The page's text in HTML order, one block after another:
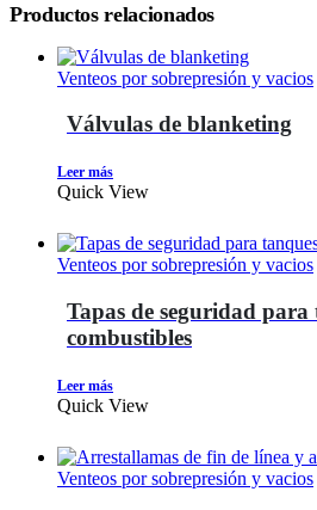
Productos relacionados
Venteos por sobrepresión y vacios
Válvulas de blanketing
Leer más
Quick View
Venteos por sobrepresión y vacios
Tapas de seguridad para
combustibles
Leer más
Quick View
Venteos por sobrepresión y vacios